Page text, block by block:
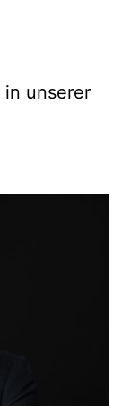
in unserer